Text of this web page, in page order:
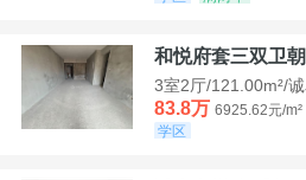
和悦府套三双卫
3室2厅/121.00m²/
83.8万 6925.62元/m²
学区